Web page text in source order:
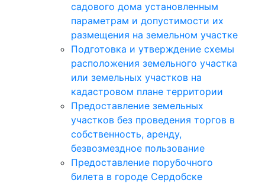
садового дома установленным
параметрам и допустимости их
размещения на земельном участке
Подготовка и утверждение схемы
расположения земельного участка
или земельных участков на
кадастровом плане территории
Предоставление земельных
участков без проведения торгов в
собственность, аренду,
безвозмездное пользование
Предоставление порубочного
билета в городе Сердобске